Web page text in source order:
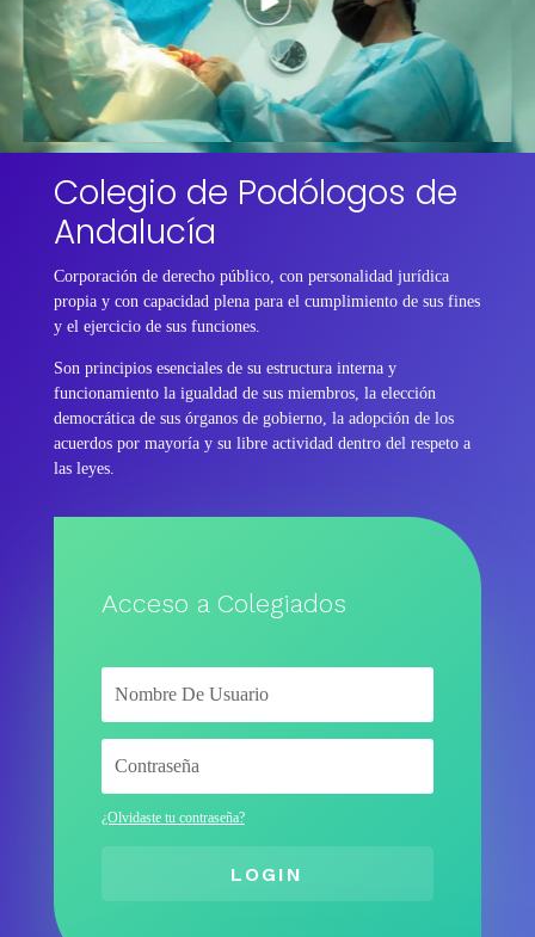
Colegio de Podólogos de
Andalucía
Corporación de derecho público, con personalidad jurídica
propia y con capacidad plena para el cumplimiento de sus fines
y el ejercicio de sus funciones.
Son principios esenciales de su estructura interna y
funcionamiento la igualdad de sus miembros, la elección
democrática de sus órganos de gobierno, la adopción de los
acuerdos por mayoría y su libre actividad dentro del respeto a
las leyes.
Acceso a Colegiados
¿Olvidaste tu contraseña?
LOGIN